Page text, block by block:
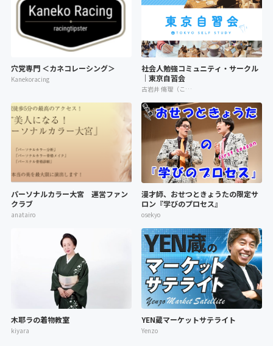
穴党専門 ＜カネコレーシング＞
Kanekoracing
社会人勉強コミュニティ・サークル
｜東京自習会
古岩井 脩理（こいわい しゅり）
パーソナルカラー大宮 運営ファン
クラブ
anatairo
漫才師、おせつときょうたの限定サ
ロン『学びのプロセス』
osekyo
木耶ラの着物教室
kiyara
YEN蔵マーケットサテライト
Yenzo